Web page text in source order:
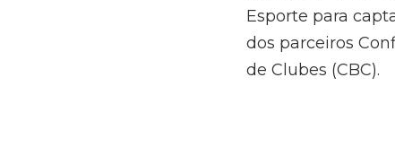
Esporte para
dos parceiros
de Clubes (CBC).